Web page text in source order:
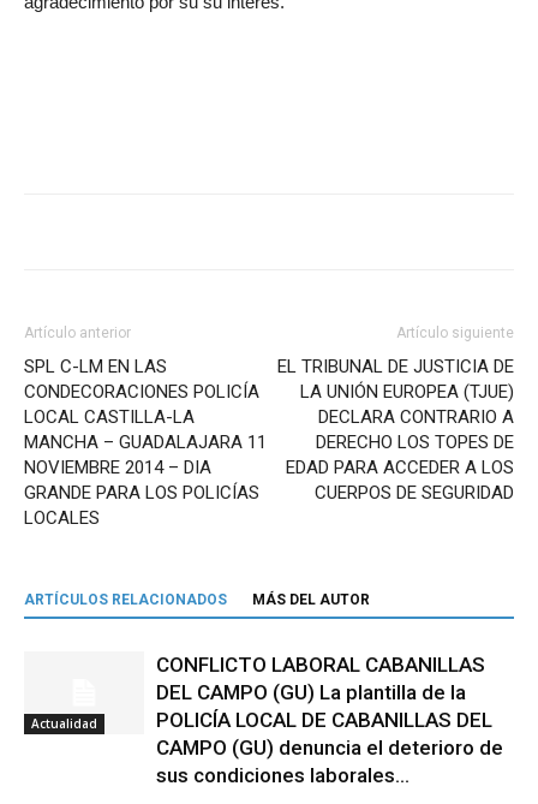
Artículo anterior
SPL C-LM EN LAS
CONDECORACIONES POLICÍA
LOCAL CASTILLA-LA
MANCHA – GUADALAJARA 11
NOVIEMBRE 2014 – DIA
GRANDE PARA LOS POLICÍAS
LOCALES
Artículo siguiente
EL TRIBUNAL DE JUSTICIA DE
LA UNIÓN EUROPEA (TJUE)
DECLARA CONTRARIO A
DERECHO LOS TOPES DE
EDAD PARA ACCEDER A LOS
CUERPOS DE SEGURIDAD
ARTÍCULOS RELACIONADOS MÁS DEL AUTOR
Actualidad
CONFLICTO LABORAL CABANILLAS
DEL CAMPO (GU) La plantilla de la
POLICÍA LOCAL DE CABANILLAS DEL
CAMPO (GU) denuncia el deterioro de
sus condiciones laborales...